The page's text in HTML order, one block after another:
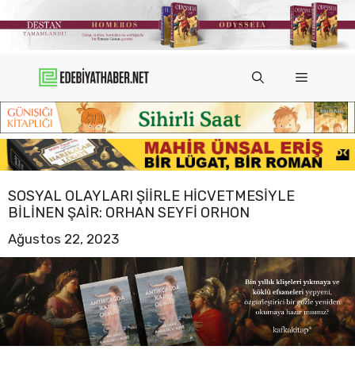
atla
Menü
SOSYAL OLAYLARI ŞIIRLE HICVETMESIYLE
BILINEN ŞAIR: ORHAN SEYFI ORHON
Ağustos 22, 2023